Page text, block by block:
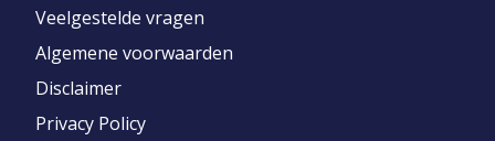
Veelgestelde vragen
Algemene voorwaarden
Disclaimer
Privacy Policy